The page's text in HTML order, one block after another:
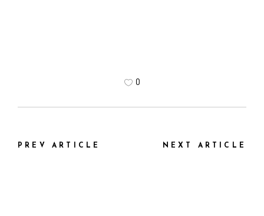
0
PREV ARTICLE NEXT ARTICLE